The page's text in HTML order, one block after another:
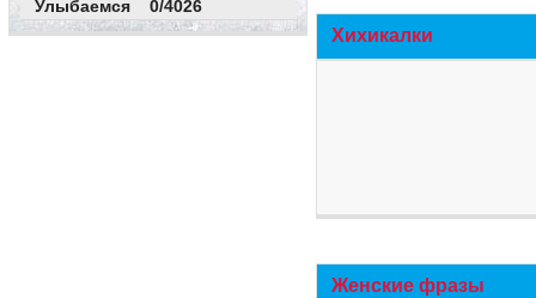
Улыбаемся 0/4026
Хихикалки
Женские фразы